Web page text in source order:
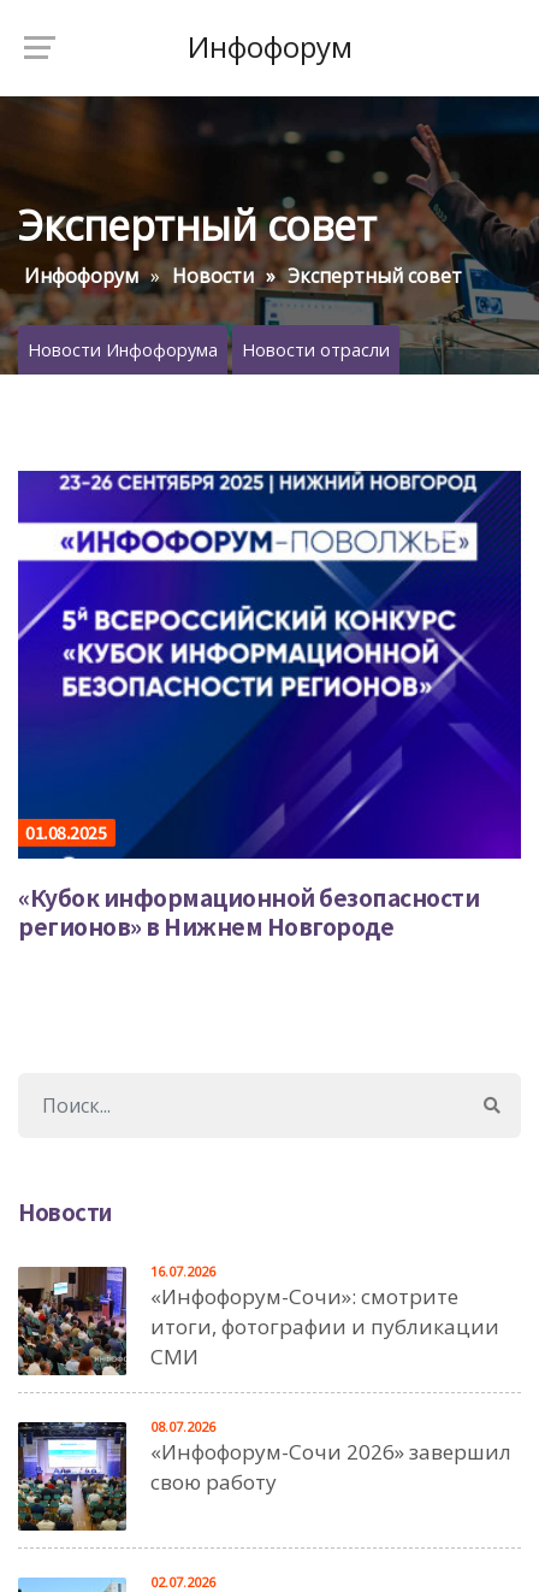
Инфофорум
Экспертный совет
Инфофорум Новости Экспертный совет
Новости Инфофорума Новости отрасли
01.08.2025
«Кубок информационной безопасности
регионов» в Нижнем Новгороде
Новости
«Инфофорум-Сочи»: смотрите
итоги, фотографии и публикации
СМИ
16.07.2026
«Инфофорум-Сочи 2026» завершил
свою работу
08.07.2026
02.07.2026